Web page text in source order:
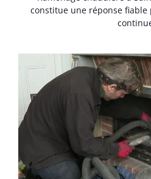
constitue une réponse